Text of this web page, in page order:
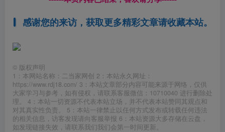
感谢您的来访，获取更多精彩文章请收藏本站。
© 版权声明
1：本网站名称：二当家网创 2：本站永久网址：
https://www.rdj18.com/ 3：本站文章部分内容可能来源于网络，仅供
大家学习与参考，如有侵权，请联系客服微信：10710040 进行删除处
理。 4：本站一切资源不代表本站立场，并不代表本站赞同其观点和
对其真实性负责。 5：本站一律禁止以任何方式发布或转载任何违法
的相关信息，访客发现请向客服举报 6：本站资源大多存储在云盘，
如发现链接失效，请联系我们我们会第一时间更新。